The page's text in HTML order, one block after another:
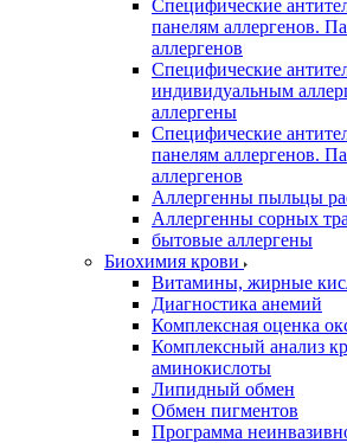
Специфические
панелям аллергенов.
аллергенов
Специфические
индивидуальным
аллергены
Специфические
панелям аллергенов.
аллергенов
Аллергенны пыльцы
Аллергенны сорных
бытовые аллергены
Биохимия крови
Витамины, жирные
Диагностика анемий
Комплексная оценка
Комплексный анализ
аминокислоты
Липидный обмен
Обмен пигментов
Программа